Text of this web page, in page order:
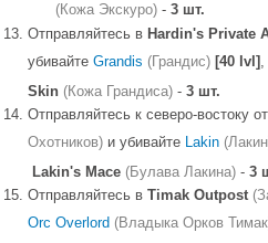
(Кожа Экскуро) - 3 шт.
Отправляйтесь в Hardin's Private
убивайте Grandis (Грандис) [40 lvl] ,
Skin (Кожа Грандиса) - 3 шт.
Отправляйтесь к северо-востоку от
Охотников) и убивайте Lakin
Lakin's Mace (Булава Лакина) - 3
Отправляйтесь в Timak Outpost
Orc Overlord (Владыка Орков